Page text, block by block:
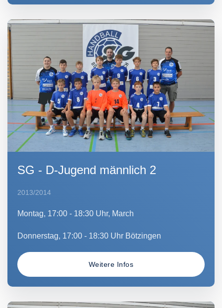
SG - D-Jugend männlich 2
2013/2014
Montag, 17:00 - 18:30 Uhr, March
Donnerstag, 17:00 - 18:30 Uhr Bötzingen
Weitere Infos